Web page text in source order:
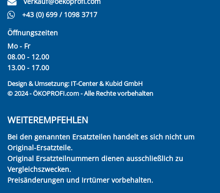
+43 (0) 699 / 1098 3717
Öffnungszeiten
Mo - Fr
08.00 - 12.00
13.00 - 17.00
Design & Umsetzung: IT-Center & Kubid GmbH
© 2024 - ÖKOPROFI.com - Alle Rechte vorbehalten
WEITEREMPFEHLEN
Bei den genannten Ersatzteilen handelt es sich nicht um
Original-Ersatzteile.
Original Ersatzteilnummern dienen ausschließlich zu
Vergleichszwecken.
Preisänderungen und Irrtümer vorbehalten.